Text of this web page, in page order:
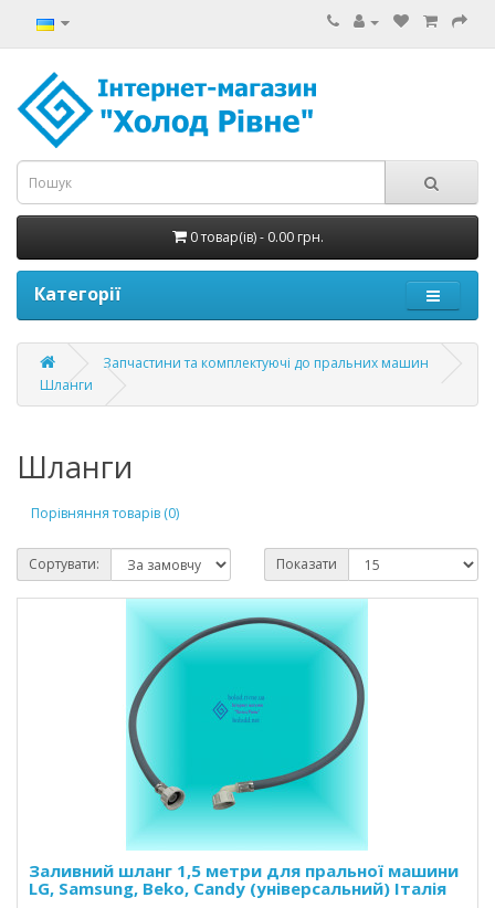
0 товар(ів) - 0.00 грн.
Категорії
Запчастини та комплектуючі до пральних машин
Шланги
Шланги
Порівняння товарів (0)
Сортувати: Показати
Заливний шланг 1,5 метри для пральної машини
LG, Samsung, Beko, Candy (універсальний) Італія